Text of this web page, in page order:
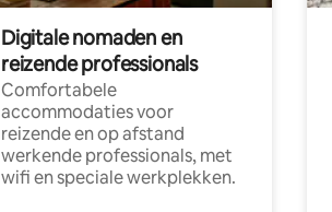
Digitale nomaden en
reizende professionals
Comfortabele
accommodaties voor
reizende en op afstand
werkende professionals, met
wifi en speciale werkplekken.